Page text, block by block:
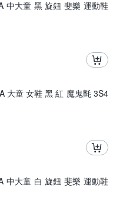
中大童 黑 旋鈕 斐樂 運動鞋
大童 女鞋 黑 紅 魔鬼氈 3S4
中大童 白 旋鈕 斐樂 運動鞋